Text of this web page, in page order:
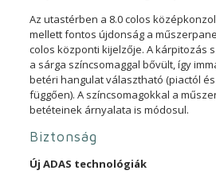
Az utastérben a 8.0 colos
mellett fontos újdonság a
colos központi kijelzője. A kárpitozás
a sárga színcsomaggal bővült, így
betéri hangulat választható (piactól
függően). A színcsomagokkal a
betéteinek árnyalata is módosul.
Biztonság
Új ADAS technológiák